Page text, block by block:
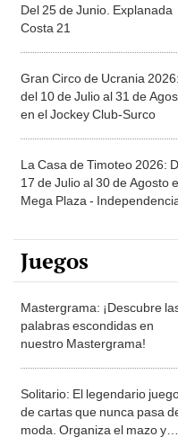
Del 25 de Junio. Explanada
Costa 21
Gran Circo de Ucrania 2026:
del 10 de Julio al 31 de
en el Jockey Club-Surco
La Casa de Timoteo 2026:
17 de Julio al 30 de Agosto
Mega Plaza -
Juegos
Mastergrama: ¡Descubre
palabras escondidas en
nuestro Mastergrama!
Solitario: El legendario
de cartas que nunca pasa
moda. Organiza el mazo y